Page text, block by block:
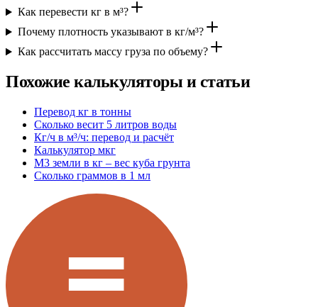
Как перевести кг в м³?
Почему плотность указывают в кг/м³?
Как рассчитать массу груза по объему?
Похожие калькуляторы и статьи
Перевод кг в тонны
Сколько весит 5 литров воды
Кг/ч в м³/ч: перевод и расчёт
Калькулятор мкг
М3 земли в кг – вес куба грунта
Сколько граммов в 1 мл